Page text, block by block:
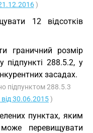
)
12 відсотків
граничний розмір
підпункті 288.5.2, у
засадах.
підпунктом 288.5.3
30.06.2015)
пунктах, яким
перевищувати